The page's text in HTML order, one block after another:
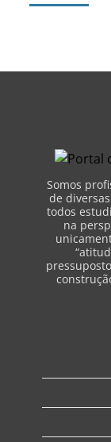
Somos
de
todos
na